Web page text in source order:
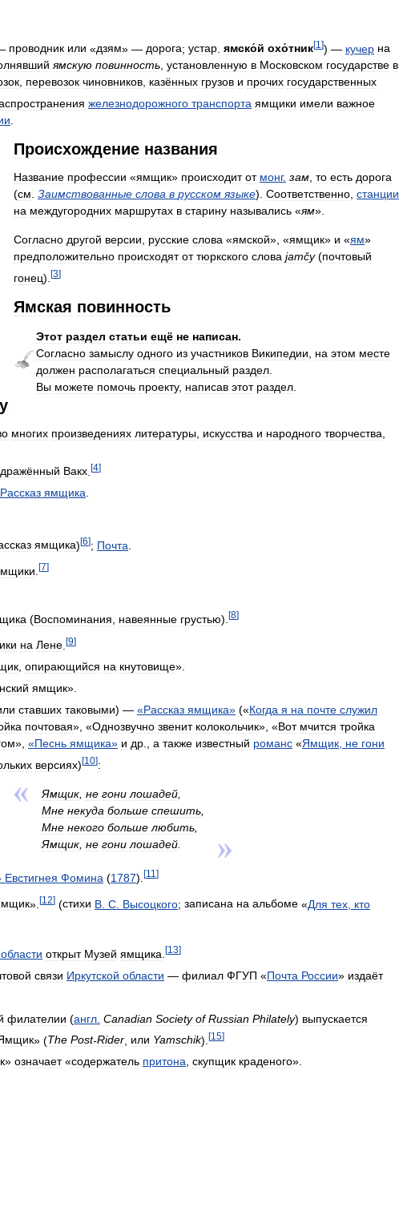
проводник или «дзям» — дорога; устар ямско́й охо́тник[1 ]) — кучер на
ямскую повинность установленную в Московском государстве в
перевозок чиновников казённых грузов и прочих государственных
железнодорожного транспорта ямщики имели важное
Происхождение названия
Название профессии «ямщик» происходит от монг. зам то есть дорога
(см Заимствованные слова в русском языке). Соответственно станции
на междугородних маршрутах в старину назывались «ям».
Согласно другой версии русские слова «ямской», «ямщик» и «ям»
предположительно происходят от тюркского слова jamčy(почтовый
гонец). [3]
Ямская повинность
Этот раздел статьи ещё не написан.
Согласно замыслу одного из участников Википедии на этом месте
должен располагаться специальный раздел
Вы можете помочь проекту, написав этот раздел
многих произведениях литературы искусства и народного творчества
Вакх [4]
Рассказ ямщика
ямщика)[6]; Почта
[7]
(Воспоминания навеянные грустью). [8]
на Лене [9]
, опирающийся на кнутовище».
ямщик».
ставших таковыми) — «Рассказ ямщика» («Когда я на почте служил
почтовая», «Однозвучно звенит колокольчик», «Вот мчится тройка
», «Песнь ямщика» и др., а также известный романс «Ямщик, не гони
версиях) [10]:
Ямщик не гони лошадей
Мне некуда больше спешить
Мне некого больше любить
Ямщик не гони лошадей
Евстигнея Фомина (1787). [11 ]
». [12] (стихи В С Высоцкого; записана на альбоме «Для тех кто
области открыт Музей ямщика [13]
связи Иркутской области — филиал ФГУП «Почта России» издаёт
филателии (англ Canadian Society of Russian Philately) выпускается
» (The Post-Rider или Yamschik). [15]
» означает«содержатель притона, скупщик краденого».